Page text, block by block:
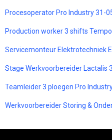
Procesoperator Pro Industry 31-
Production worker 3 shifts
Servicemonteur Elektrotechniek
Stage Werkvoorbereider Lactalis
Teamleider 3 ploegen Pro
Werkvoorbereider Storing &